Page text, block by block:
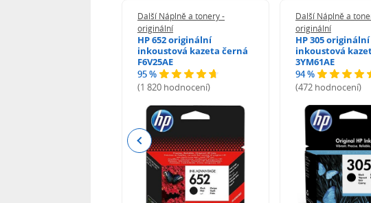
Další Náplně a tonery -
originální
HP 652 originální
inkoustová kazeta černá
F6V25AE
95 %
(1 820 hodnocení)
Další Náplně a
originální
HP 305 originální
inkoustová
3YM61AE
94 %
(472 hodnocení)
Previous